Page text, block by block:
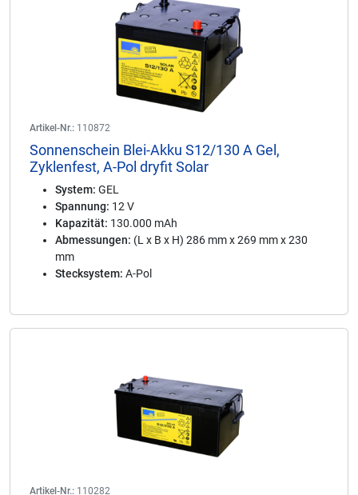
Artikel-Nr.: 110872
Sonnenschein Blei-Akku S12/130 A Gel,
Zyklenfest, A-Pol dryfit Solar
System: GEL
Spannung: 12 V
Kapazität: 130.000 mAh
Abmessungen: (L x B x H) 286 mm x 269 mm x 230
mm
Stecksystem: A-Pol
Artikel-Nr.: 110282